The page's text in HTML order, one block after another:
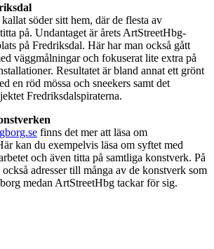
söder sitt hem, där de flesta av
på. Undantaget är årets ArtStreetHbg-
på Fredriksdal. Här har man också gått
väggmålningar och fokuserat lite extra på
Resultatet är bland annat ett grönt
en röd mössa och sneekers samt det
Fredriksdalspiraterna.
finns det mer att läsa om
kan du exempelvis läsa om syftet med
och även titta på samtliga konstverk. På
adresser till många av de konstverk som
medan ArtStreetHbg tackar för sig.